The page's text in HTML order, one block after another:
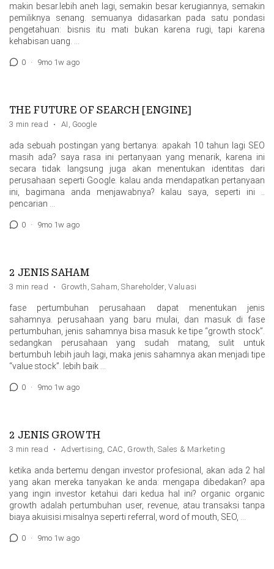
makin besar.lebih aneh lagi, semakin besar kerugiannya, semakin
pemiliknya senang. semuanya didasarkan pada satu pondasi
pengetahuan: bisnis itu mati bukan karena rugi, tapi karena
kehabisan uang. …
0 · 9mo 1w ago
THE FUTURE OF SEARCH [ENGINE]
3 min read · AI , Google
ada sebuah postingan yang bertanya: apakah 10 tahun lagi SEO
masih ada? saya rasa ini pertanyaan yang menarik, karena ini
secara tidak langsung juga akan menentukan identitas dari
perusahaan seperti Google. kalau anda mendapatkan pertanyaan
ini, bagimana anda menjawabnya? kalau saya, seperti ini ..
pencarian …
0 · 9mo 1w ago
2 JENIS SAHAM
3 min read · Growth ,Saham,Shareholder,Valuasi
fase pertumbuhan perusahaan dapat menentukan jenis
sahamnya. perusahaan yang baru mulai, dan masuk di fase
pertumbuhan, jenis sahamnya bisa masuk ke tipe “growth stock”.
sedangkan perusahaan yang sudah matang, sulit untuk
bertumbuh lebih jauh lagi, maka jenis sahamnya akan menjadi tipe
“value stock”. lebih baik …
0 · 9mo 1w ago
2 JENIS GROWTH
3 min read · Advertising, CAC , Growth, Sales & Marketing
ketika anda bertemu dengan investor profesional, akan ada 2 hal
yang akan mereka tanyakan ke anda: mengapa dibedakan? apa
yang ingin investor ketahui dari kedua hal ini? organic organic
growth adalah pertumbuhan user, revenue, atau transaksi tanpa
biaya akuisisi.misalnya seperti referral, word of mouth, SEO, …
0 · 9mo 1w ago